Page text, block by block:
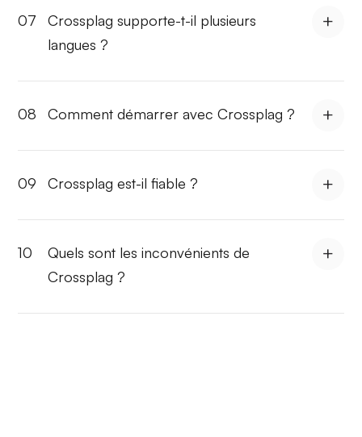
07
Crossplag supporte-t-il plusieurs
langues ?
08 Comment démarrer avec Crossplag ?
09 Crossplag est-il fiable ?
10
Quels sont les inconvénients de
Crossplag ?